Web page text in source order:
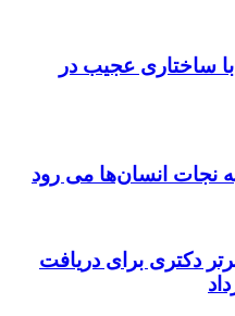
ساختاری عجیب در
نجات انسان‌ها می رود
دکتری‌ برای دریافت